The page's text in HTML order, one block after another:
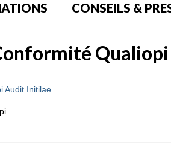
CONSEILS &
Audit Initilae